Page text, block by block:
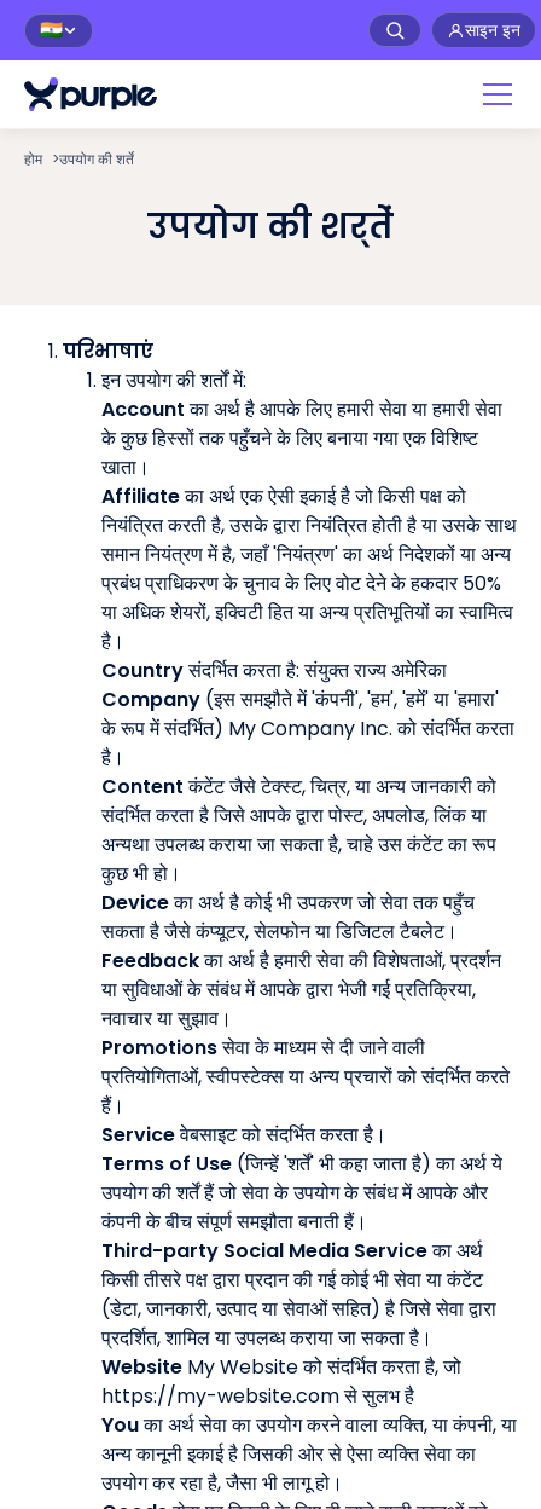
🇮🇳 साइन इन
होम >उपयोग की शर्तें
उपयोग की शर्तें
परिभाषाएं
इन उपयोग की शर्तों में:
Account का अर्थ है आपके लिए हमारी सेवा या हमारी सेवा
के कुछ हिस्सों तक पहुँचने के लिए बनाया गया एक विशिष्ट
खाता।
Affiliateका अर्थ एक ऐसी इकाई है जो किसी पक्ष को
नियंत्रित करती है, उसके द्वारा नियंत्रित होती है या उसके साथ
समान नियंत्रण में है, जहाँ 'नियंत्रण' का अर्थ निदेशकों या अन्य
प्रबंध प्राधिकरण के चुनाव के लिए वोट देने के हकदार 50%
या अधिक शेयरों, इक्विटी हित या अन्य प्रतिभूतियों का स्वामित्व
है।
Countryसंदर्भित करता है: संयुक्त राज्य अमेरिका
Company (इस समझौते में 'कंपनी', 'हम', 'हमें' या 'हमारा'
के रूप में संदर्भित) My Company Inc. को संदर्भित करता
है।
Content कंटेंट जैसे टेक्स्ट, चित्र, या अन्य जानकारी को
संदर्भित करता है जिसे आपके द्वारा पोस्ट, अपलोड, लिंक या
अन्यथा उपलब्ध कराया जा सकता है, चाहे उस कंटेंट का रूप
कुछ भी हो।
Deviceका अर्थ है कोई भी उपकरण जो सेवा तक पहुँच
सकता है जैसे कंप्यूटर, सेलफोन या डिजिटल टैबलेट।
Feedbackका अर्थ है हमारी सेवा की विशेषताओं, प्रदर्शन
या सुविधाओं के संबंध में आपके द्वारा भेजी गई प्रतिक्रिया,
नवाचार या सुझाव।
Promotionsसेवा के माध्यम से दी जाने वाली
प्रतियोगिताओं, स्वीपस्टेक्स या अन्य प्रचारों को संदर्भित करते
हैं।
Serviceवेबसाइट को संदर्भित करता है।
Terms of Use (जिन्हें 'शर्तें' भी कहा जाता है) का अर्थ ये
उपयोग की शर्तें हैं जो सेवा के उपयोग के संबंध में आपके और
कंपनी के बीच संपूर्ण समझौता बनाती हैं।
Third-party Social Media Serviceका अर्थ
किसी तीसरे पक्ष द्वारा प्रदान की गई कोई भी सेवा या कंटेंट
(डेटा, जानकारी, उत्पाद या सेवाओं सहित) है जिसे सेवा द्वारा
प्रदर्शित, शामिल या उपलब्ध कराया जा सकता है।
Website My Website को संदर्भित करता है, जो
https://my-website.com से सुलभ है
Youका अर्थ सेवा का उपयोग करने वाला व्यक्ति, या कंपनी, या
अन्य कानूनी इकाई है जिसकी ओर से ऐसा व्यक्ति सेवा का
उपयोग कर रहा है, जैसा भी लागू हो।